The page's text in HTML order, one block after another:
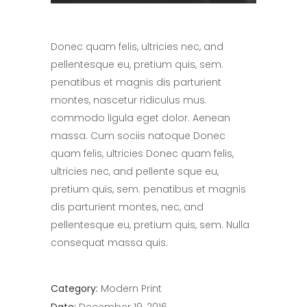
Donec quam felis, ultricies nec, and
pellentesque eu, pretium quis, sem.
penatibus et magnis dis parturient
montes, nascetur ridiculus mus.
commodo ligula eget dolor. Aenean
massa. Cum sociis natoque Donec
quam felis, ultricies Donec quam felis,
ultricies nec, and pellente sque eu,
pretium quis, sem. penatibus et magnis
dis parturient montes, nec, and
pellentesque eu, pretium quis, sem. Nulla
consequat massa quis.
Category: Modern Print